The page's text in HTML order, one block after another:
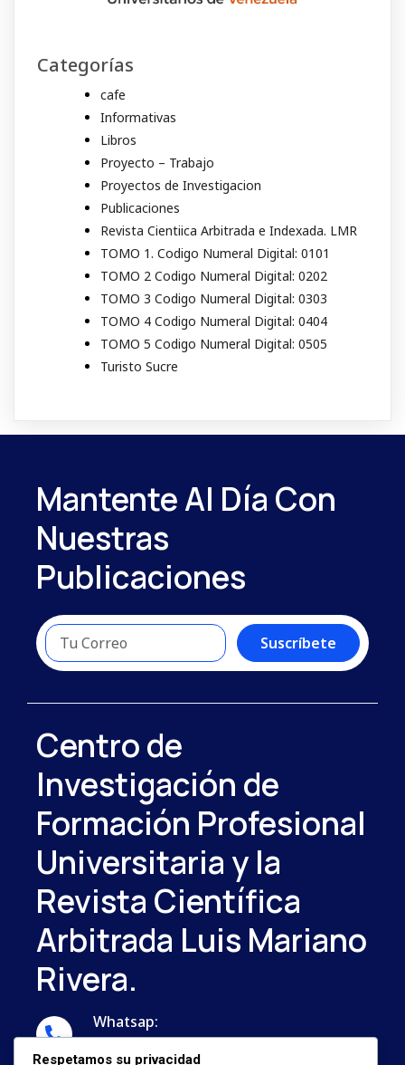
Categorías
cafe
Informativas
Libros
Proyecto – Trabajo
Proyectos de Investigacion
Publicaciones
Revista Cientiica Arbitrada e Indexada. LMR
TOMO 1. Codigo Numeral Digital: 0101
TOMO 2 Codigo Numeral Digital: 0202
TOMO 3 Codigo Numeral Digital: 0303
TOMO 4 Codigo Numeral Digital: 0404
TOMO 5 Codigo Numeral Digital: 0505
Turisto Sucre
Mantente Al Día Con
Nuestras
Publicaciones
Suscríbete
Centro de
Investigación de
Formación Profesional
Universitaria y la
Revista Científica
Arbitrada Luis Mariano
Rivera.
Whatsap:
Respetamos su privacidad